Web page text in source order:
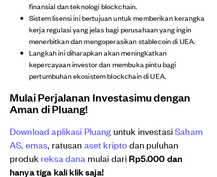
finansial dan teknologi blockchain.
Sistem lisensi ini bertujuan untuk memberikan kerangka
kerja regulasi yang jelas bagi perusahaan yang ingin
menerbitkan dan mengoperasikan stablecoin di UEA.
Langkah ini diharapkan akan meningkatkan
kepercayaan investor dan membuka pintu bagi
pertumbuhan ekosistem blockchain di UEA.
Mulai Perjalanan Investasimu dengan
Aman di Pluang!
Download aplikasi Pluang untuk investasiSaham
AS, emas , ratusan aset kripto dan puluhan
produk reksa dana mulai dari Rp5.000 dan
hanya tiga kali klik saja!